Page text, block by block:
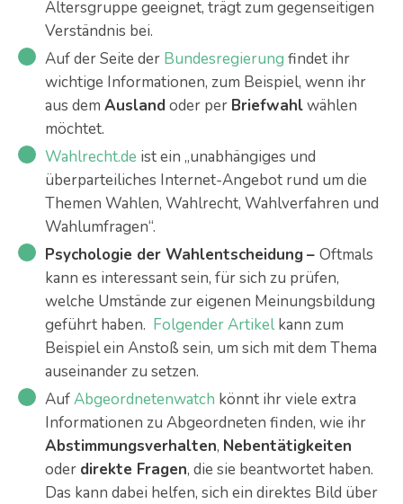
Altersgruppe geeignet, trägt zum gegenseitigen
Verständnis bei.
Auf der Seite der Bundesregierung findet ihr
wichtige Informationen, zum Beispiel, wenn ihr
aus dem Auslandoder per Briefwahlwählen
möchtet.
Wahlrecht.de ist ein „unabhängiges und
überparteiliches Internet-Angebot rund um die
Themen Wahlen, Wahlrecht, Wahlverfahren und
Wahlumfragen“.
Psychologie der Wahlentscheidung– Oftmals
kann es interessant sein, für sich zu prüfen,
welche Umstände zur eigenen Meinungsbildung
geführt haben. Folgender Artikelkann zum
Beispiel ein Anstoß sein, um sich mit dem Thema
auseinander zu setzen.
AufAbgeordnetenwatch könnt ihr viele extra
Informationen zu Abgeordneten finden, wie ihr
Abstimmungsverhalten, Nebentätigkeiten
oder direkte Fragen, die sie beantwortet haben.
Das kann dabei helfen, sich ein direktes Bild über